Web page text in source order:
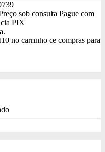
sob consulta Pague com
PIX
no carrinho de compras para